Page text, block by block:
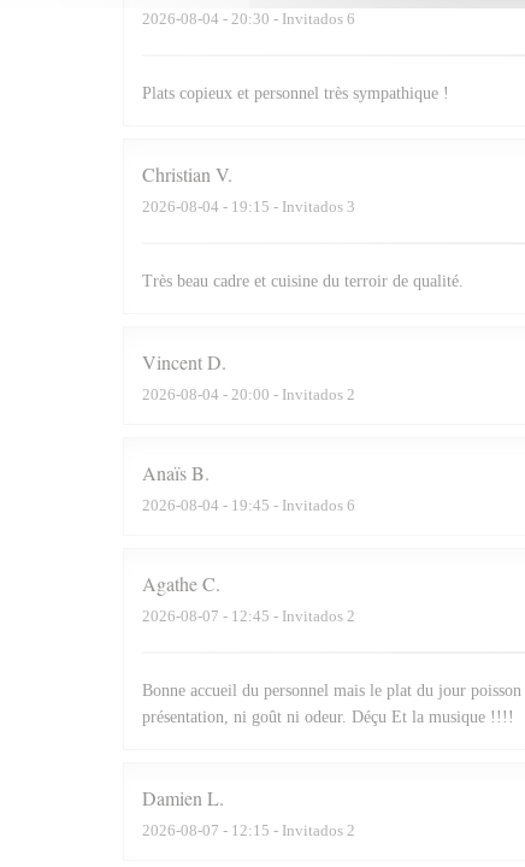
2026-08-04 - 20:30 - Invitados 6
Plats copieux et personnel très sympathique !
Christian V
2026-08-04 - 19:15 - Invitados 3
Très beau cadre et cuisine du terroir de qualité.
VincentD
2026-08-04 - 20:00 - Invitados 2
AnaïsB
2026-08-04 - 19:45 - Invitados 6
AgatheC
2026-08-07 - 12:45 - Invitados 2
Bonne accueil du personnel mais le plat du jour
présentation, ni goût ni odeur. Déçu Et la musique !!!!
Damien L
2026-08-07 - 12:15 - Invitados 2